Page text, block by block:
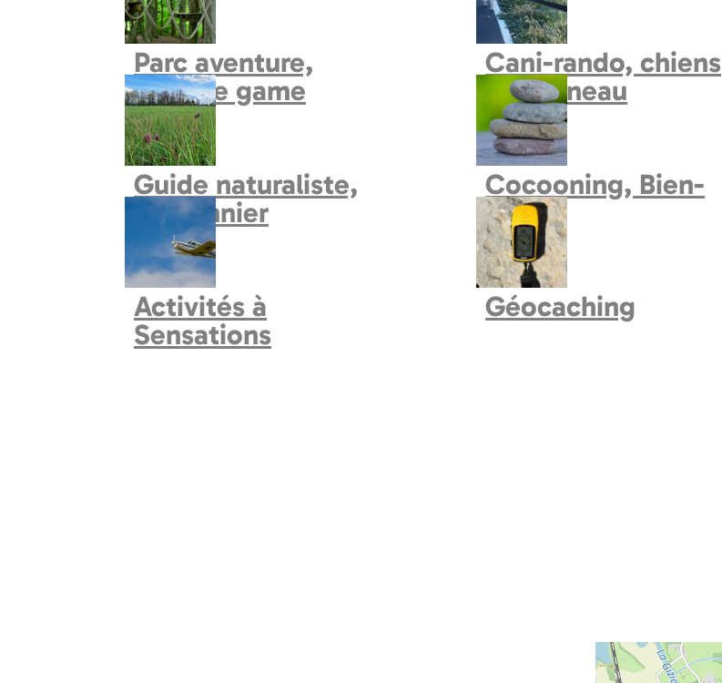
Circuits en voiture
Parc aventure,
explore game
Cani-rando, chiens
de traineau
Guide naturaliste,
fauconnier
Cocooning, Bien-
Etre
Activités à
Sensations
Géocaching